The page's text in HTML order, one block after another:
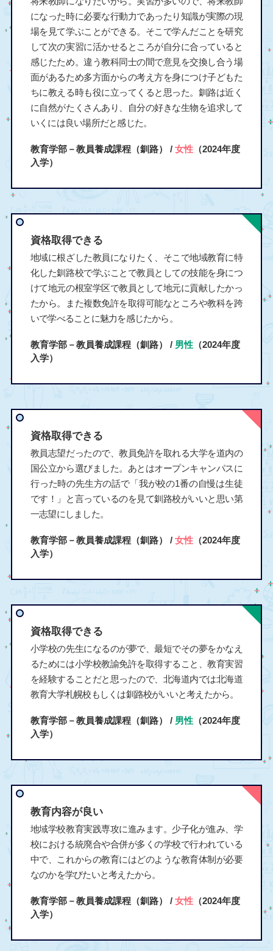
になった時に必要な行動力であったり知識が実際の現
場を見て学ぶことができる。そこで学んだことを研究
して次の実習に活かせるところが自分に合っていると
感じたため。違う教科同士の間で意見を交換し合う場
面があるため多方面からの考え方を身につけ子どもた
ちに教える時も役に立ってくると思った。釧路は近く
に自然がたくさんあり、自分の好きな生物を追求して
いくには良い場所だと感じた。
教育学部－教員養成課程（釧路） / 女性（2024年度
入学）
資格取得できる
地域に根ざした教員になりたく、そこで地域教育に特
化した釧路校で学ぶことで教員としての技能を身につ
けて地元の根室学区で教員として地元に貢献したかっ
たから。また複数免許を取得可能なところや教科を跨
いで学べることに魅力を感じたから。
教育学部－教員養成課程（釧路） / 男性（2024年度
入学）
資格取得できる
教員志望だったので、教員免許を取れる大学を道内の
国公立から選びました。あとはオープンキャンパスに
行った時の先生方の話で「我が校の1番の自慢は生徒
です！」と言っているのを見て釧路校がいいと思い第
一志望にしました。
教育学部－教員養成課程（釧路） / 女性（2024年度
入学）
資格取得できる
小学校の先生になるのが夢で、最短でその夢をかなえ
るためには小学校教諭免許を取得すること、教育実習
を経験することだと思ったので、北海道内では北海道
教育大学札幌校もしくは釧路校がいいと考えたから。
教育学部－教員養成課程（釧路） / 男性（2024年度
入学）
教育内容が良い
地域学校教育実践専攻に進みます。少子化が進み、学
校における統廃合や合併が多くの学校で行われている
中で、これからの教育にはどのような教育体制が必要
なのかを学びたいと考えたから。
教育学部－教員養成課程（釧路） / 女性（2024年度
入学）